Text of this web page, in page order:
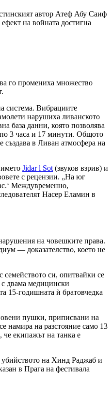
автор Атеф Абу Саиф
на войната достигна
го промениха множество
система. Вибрациите
нарушиха ливанското
база данни, която позволява
по 3 часа и 17 минути. Общото
създава в Ливан атмосфера на
Jidar l Sot (звуков взрив) и
с рецензии. „На юг
Междувременно,
Насер Еламин в
на човешките права.
— доказателство, което не
си, опитвайки се
с двама медицински
15-годишната ѝ братовчедка
пушки, приписвани на
намира на разстояние само 13
че екипажът на танка е
убийството на Хинд Раджаб и
в Прага на фестивала